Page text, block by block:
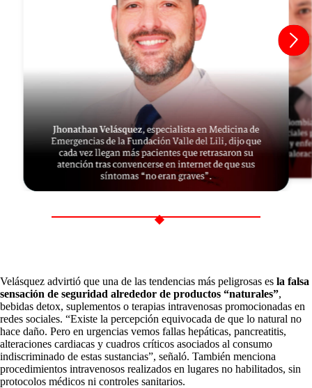
Velásquez advirtió que una de las tendencias más peligrosas es la falsa
sensación de seguridad alrededor de productos “naturales”,
bebidas detox, suplementos o terapias intravenosas promocionadas en
redes sociales. “Existe la percepción equivocada de que lo natural no
hace daño. Pero en urgencias vemos fallas hepáticas, pancreatitis,
alteraciones cardiacas y cuadros críticos asociados al consumo
indiscriminado de estas sustancias”, señaló. También menciona
procedimientos intravenosos realizados en lugares no habilitados, sin
protocolos médicos ni controles sanitarios.